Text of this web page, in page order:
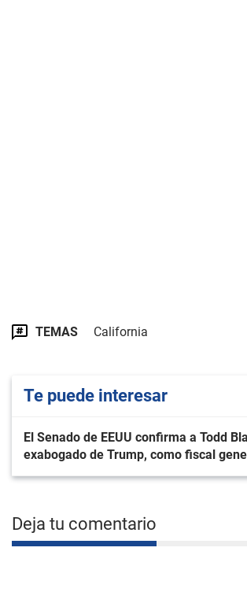
TEMAS California
Te puede interesar
El Senado de EEUU confirma a Todd
exabogado de Trump, como fiscal
Deja tu comentario